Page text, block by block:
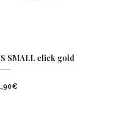
SMALL click gold
€